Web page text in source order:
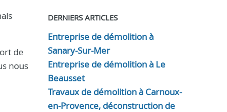
de
nous
DERNIERS ARTICLES
Entreprise de démolition à
Sanary-Sur-Mer
Entreprise de démolition à Le
Beausset
Travaux de démolition à Carnoux-
en-Provence, déconstruction de